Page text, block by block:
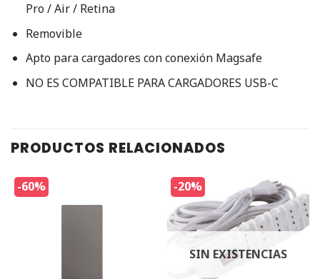
Pro / Air / Retina
Removible
Apto para cargadores con conexión Magsafe
NO ES COMPATIBLE PARA CARGADORES USB-C
PRODUCTOS RELACIONADOS
-60% -20%
SIN EXISTENCIAS